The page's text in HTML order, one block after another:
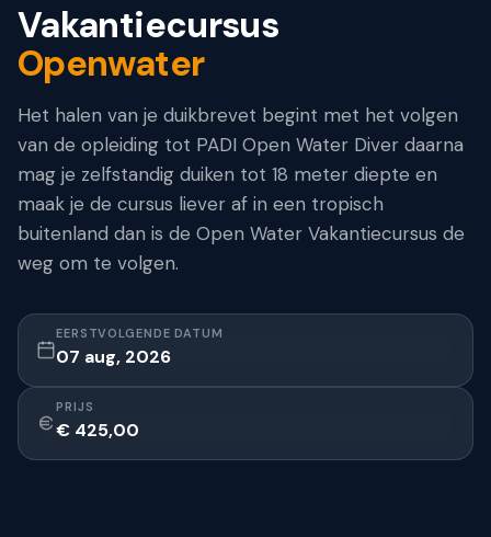
Vakantiecursus
Openwater
Het halen van je duikbrevet begint met het volgen
van de opleiding tot PADI Open Water Diver daarna
mag je zelfstandig duiken tot 18 meter diepte en
maak je de cursus liever af in een tropisch
buitenland dan is de Open Water Vakantiecursus de
weg om te volgen.
EERSTVOLGENDE DATUM
07 aug, 2026
PRIJS
€ 425,00